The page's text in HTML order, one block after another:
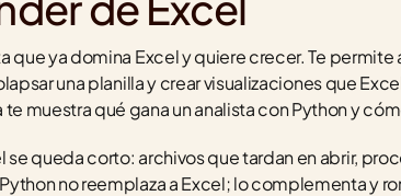
que ya domina Excel y quiere crecer. Te permite
una planilla y crear visualizaciones que
muestra qué gana un analista con Python y
queda corto: archivos que tardan en abrir,
no reemplaza a Excel; lo complementa y